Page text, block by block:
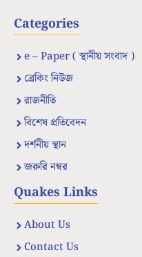
Categories
e – Paper ( স্থানীয় সংবাদ )
ব্রেকিং নিউজ
রাজনীতি
বিশেষ প্রতিবেদন
দর্শনীয় স্থান
জরুরি নম্বর
Quakes Links
About Us
Contact Us